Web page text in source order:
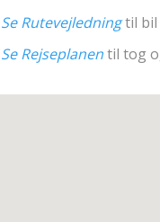
Se Rutevejledningtil bil
Se Rejseplanentil tog